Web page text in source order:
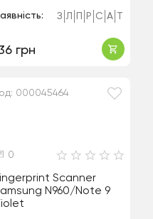
З Л Р С А
грн
000045464
0
Scanner
N960/Note 9